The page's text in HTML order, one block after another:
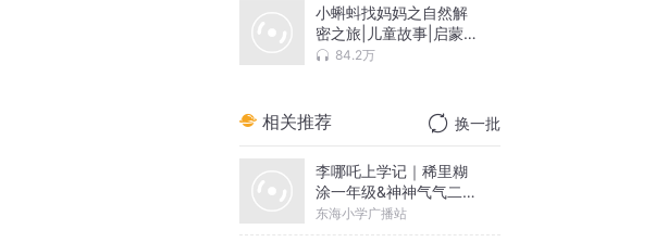
小蝌蚪找妈妈之自然解
密之旅|儿童故事|启蒙故
事 84.2万
相关推荐 换一批
李哪吒上学记｜稀里糊
涂一年级&神神气气二年
级
东海小学广播站